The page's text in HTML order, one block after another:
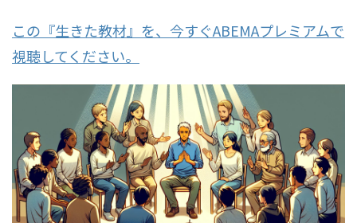
この『生きた教材』を、今すぐABEMAプレミアムで
視聴してください。